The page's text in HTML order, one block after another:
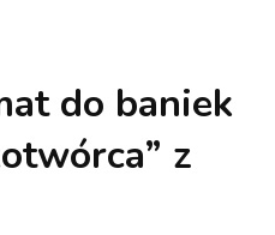
do baniek
z